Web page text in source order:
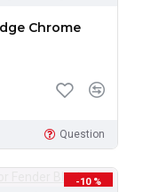
Chrome
Question
-10 %